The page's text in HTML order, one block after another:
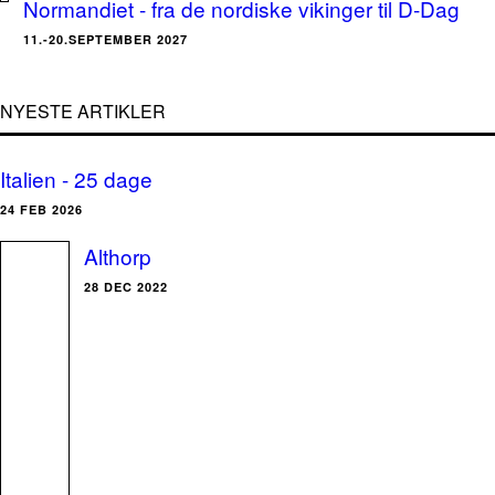
Normandiet - fra de nordiske vikinger til D-Dag
11.-20.SEPTEMBER 2027
NYESTE ARTIKLER
Italien - 25 dage
24 FEB 2026
Althorp
28 DEC 2022